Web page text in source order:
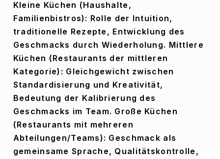
Kleine Küchen (Haushalte,
Familienbistros): Rolle der Intuition,
traditionelle Rezepte, Entwicklung des
Geschmacks durch Wiederholung. Mittlere
Küchen (Restaurants der mittleren
Kategorie): Gleichgewicht zwischen
Standardisierung und Kreativität,
Bedeutung der Kalibrierung des
Geschmacks im Team. Große Küchen
(Restaurants mit mehreren
Abteilungen/Teams): Geschmack als
gemeinsame Sprache, Qualitätskontrolle,